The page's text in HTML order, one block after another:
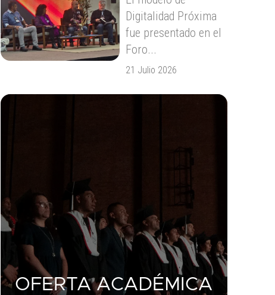
Digitalidad Próxima
fue presentado en el
Foro...
21 Julio 2026
OFERTA ACADÉMICA